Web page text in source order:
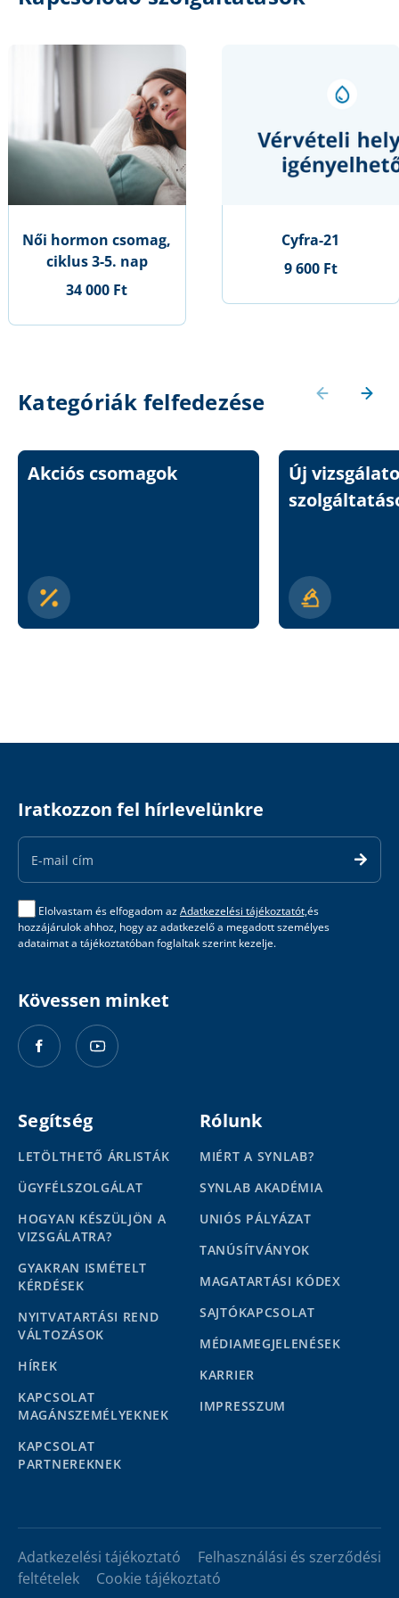
Női hormon csomag,
ciklus 3-5. nap
34 000 Ft
Cyfra-21
9 600 Ft
Kategóriák felfedezése
Akciós csomagok
Új
Iratkozzon fel hírlevelünkre
Email
Address
Elolvastam és elfogadom azAdatkezelési tájékoztatót,és
hozzájárulok ahhoz, hogy az adatkezelő a megadott személyes
adataimat a tájékoztatóban foglaltak szerint kezelje.
Kövessen minket
Segítség
LETÖLTHETŐ ÁRLISTÁK
ÜGYFÉLSZOLGÁLAT
HOGYAN KÉSZÜLJÖN A
VIZSGÁLATRA?
GYAKRAN ISMÉTELT
KÉRDÉSEK
NYITVATARTÁSI REND
VÁLTOZÁSOK
HÍREK
KAPCSOLAT
MAGÁNSZEMÉLYEKNEK
KAPCSOLAT
PARTNEREKNEK
Rólunk
MIÉRT A SYNLAB?
SYNLAB AKADÉMIA
UNIÓS PÁLYÁZAT
TANÚSÍTVÁNYOK
MAGATARTÁSI KÓDEX
SAJTÓKAPCSOLAT
MÉDIAMEGJELENÉSEK
KARRIER
IMPRESSZUM
Adatkezelési tájékoztató
Felhasználási és szerződési
feltételek
Cookie tájékoztató